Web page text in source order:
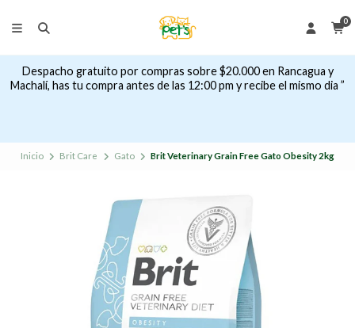
0
Despacho gratuito por compras sobre $20.000 en Rancagua y
Machalí, has tu compra antes de las 12:00 pm y recibe el mismo dia ”
Inicio Brit Care Gato Brit Veterinary Grain Free Gato Obesity 2kg